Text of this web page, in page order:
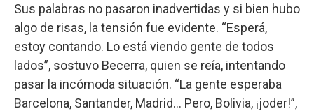
Sus palabras no pasaron inadvertidas y si bien hubo
algo de risas, la tensión fue evidente. “Esperá,
estoy contando. Lo está viendo gente de todos
lados”, sostuvo Becerra, quien se reía, intentando
pasar la incómoda situación. “La gente esperaba
Barcelona, Santander, Madrid... Pero, Bolivia, ¡joder!”,